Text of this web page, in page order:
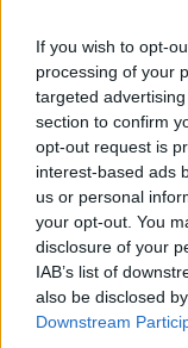
If you wish to opt-
processing of your
targeted
section to confirm
opt-out request is
interest-based ads
us or personal
your opt-out. You
disclosure of your
IAB’s list of
also be disclosed
Downstream